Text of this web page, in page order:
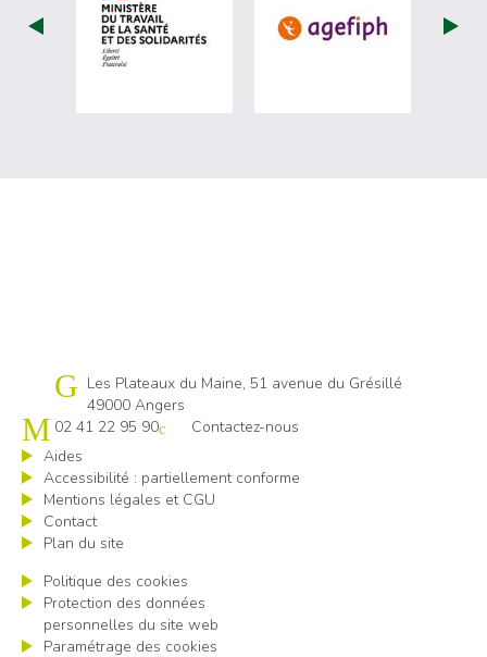
visiter les site de Ministère du travail
visiter les
Cap emploi 49
Les Plateaux du Maine, 51 avenue du Grésillé
49000 Angers
02 41 22 95 90
Contactez-nous
Aides
Accessibilité : partiellement conforme
Mentions légales et CGU
Contact
Plan du site
Politique des cookies
Protection des données
personnelles du site web
Paramétrage des cookies